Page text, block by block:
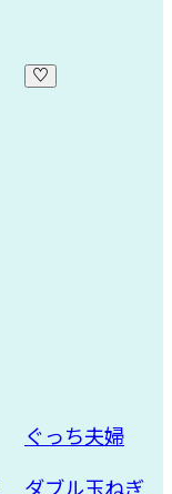
市瀬 悦子
たたき長いも